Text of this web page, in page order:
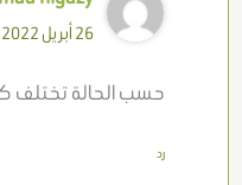
26 أبريل 2022 الساعة 4:52 صباحًا
حسب الحالة تختلف
رد